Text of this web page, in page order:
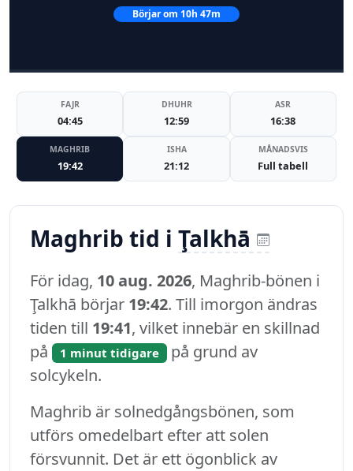
Börjar om 10h 47m
FAJR
04:45
DHUHR
12:59
ASR
16:38
MAGHRIB
19:42
ISHA
21:12
MÅNADSVIS
Full tabell
Maghrib tid i Ţalkhā
För idag, 10 aug. 2026, Maghrib-bönen i
Ţalkhā börjar 19:42. Till imorgon ändras
tiden till 19:41, vilket innebär en skillnad
på
1 minut tidigare på grund av
solcykeln.
Maghrib är solnedgångsbönen, som
utförs omedelbart efter att solen
försvunnit. Det är ett ögonblick av